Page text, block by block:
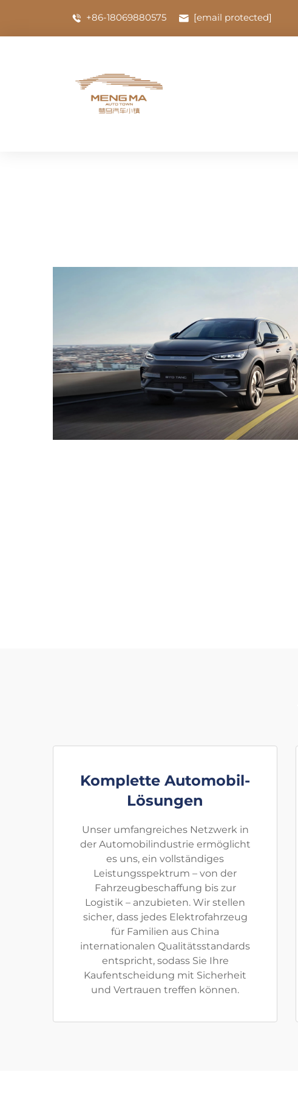
+86-18069880575 [email protected]
Komplette Automobil-
Lösungen
Unser umfangreiches Netzwerk in
der Automobilindustrie ermöglicht
es uns, ein vollständiges
Leistungsspektrum – von der
Fahrzeugbeschaffung bis zur
Logistik – anzubieten. Wir stellen
sicher, dass jedes Elektrofahrzeug
für Familien aus China
internationalen Qualitätsstandards
entspricht, sodass Sie Ihre
Kaufentscheidung mit Sicherheit
und Vertrauen treffen können.